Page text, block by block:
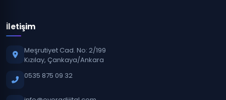
İletişim
Meşrutiyet Cad. No: 2/199
Kızılay, Çankaya/Ankara
0535 875 09 32